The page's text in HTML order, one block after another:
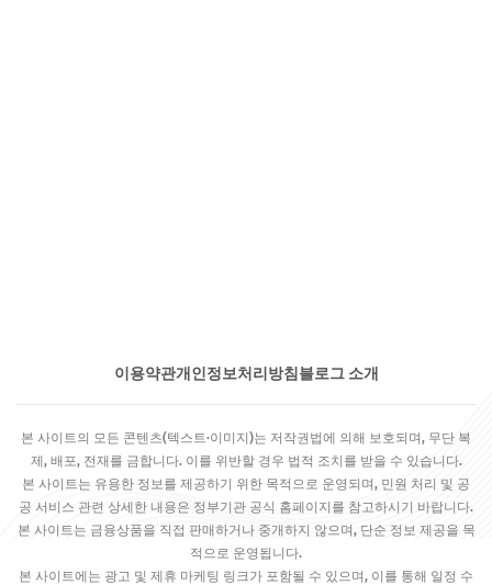
이용약관개인정보처리방침 블로그 소개
본 사이트의 모든 콘텐츠(텍스트·이미지)는 저작권법에 의해 보호되며, 무단 복
제, 배포, 전재를 금합니다. 이를 위반할 경우 법적 조치를 받을 수 있습니다.
본 사이트는 유용한 정보를 제공하기 위한 목적으로 운영되며, 민원 처리 및 공
공 서비스 관련 상세한 내용은 정부기관 공식 홈페이지를 참고하시기 바랍니다.
본 사이트는 금융상품을 직접 판매하거나 중개하지 않으며, 단순 정보 제공을 목
적으로 운영됩니다.
본 사이트에는 광고 및 제휴 마케팅 링크가 포함될 수 있으며, 이를 통해 일정 수